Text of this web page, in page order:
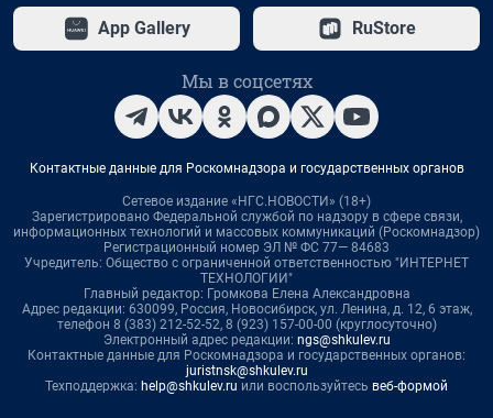
App Gallery RuStore
Мы в соцсетях
Контактные данные для Роскомнадзора и государственных органов
Сетевое издание «НГС.НОВОСТИ» (18+)
Зарегистрировано Федеральной службой по надзору в сфере связи,
информационных технологий и массовых коммуникаций (Роскомнадзор)
Регистрационный номер ЭЛ № ФС 77— 84683
Учредитель: Общество с ограниченной ответственностью "ИНТЕРНЕТ
ТЕХНОЛОГИИ"
Главный редактор: Громкова Елена Александровна
Адрес редакции: 630099, Россия, Новосибирск, ул. Ленина, д. 12, 6 этаж,
телефон 8 (383) 212-52-52, 8 (923) 157-00-00 (круглосуточно)
Электронный адрес редакции: ngs@shkulev.ru
Контактные данные для Роскомнадзора и государственных органов:
juristnsk@shkulev.ru
Техподдержка: help@shkulev.ru или воспользуйтесь веб-формой